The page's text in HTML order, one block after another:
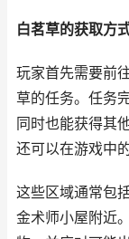
白茗草的获取方
玩家首先需要前
草的任务。任务
同时也能获得其
还可以在游戏中
这些区域通常包
金术师小屋附近